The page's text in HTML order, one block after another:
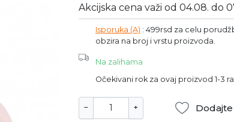
Akcijska cena važi od 04.08. do
Isporuka (A) : 499rsd za celu
obzira na broj i vrstu proizvoda.
Na zalihama
Očekivani rok za ovaj proizvod 1-3
− +